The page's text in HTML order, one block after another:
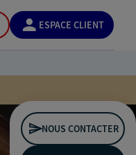
ESPACE CLIENT
NOUS CONTACTER